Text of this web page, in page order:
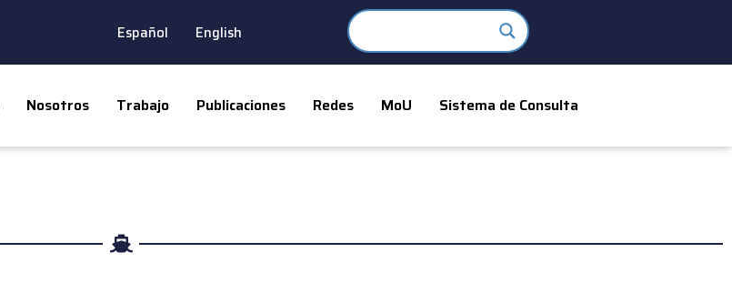
Español English
Nosotros Trabajo Publicaciones Redes MoU Sistema de Consulta